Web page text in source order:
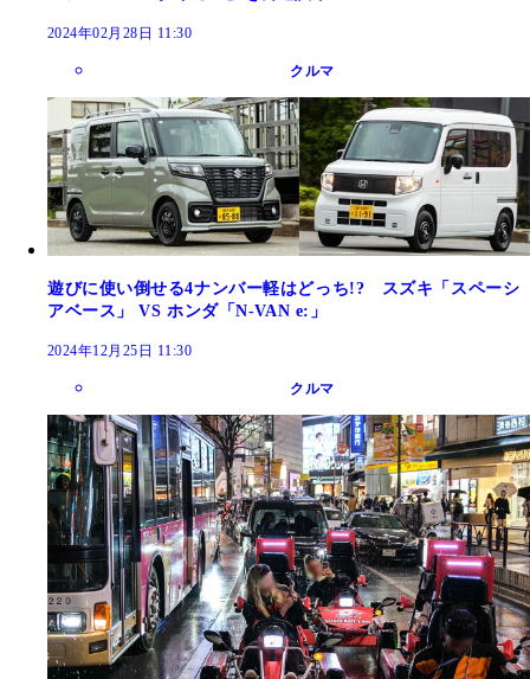
2024年02月28日 11:30
クルマ
遊びに使い倒せる4ナンバー軽はどっち!? スズキ「スペーシ
アベース」 VS ホンダ「N-VAN e:」
2024年12月25日 11:30
クルマ